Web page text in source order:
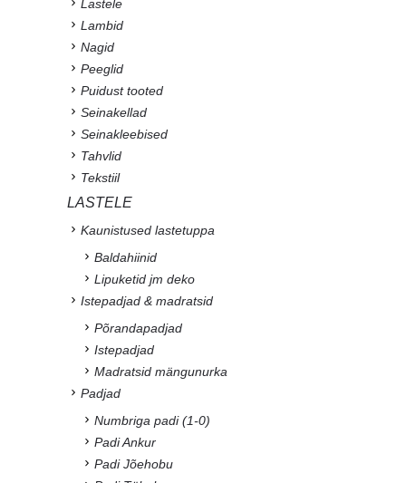
Lastele
Lambid
Nagid
Peeglid
Puidust tooted
Seinakellad
Seinakleebised
Tahvlid
Tekstiil
LASTELE
Kaunistused lastetuppa
Baldahiinid
Lipuketid jm deko
Istepadjad & madratsid
Põrandapadjad
Istepadjad
Madratsid mängunurka
Padjad
Numbriga padi (1-0)
Padi Ankur
Padi Jõehobu